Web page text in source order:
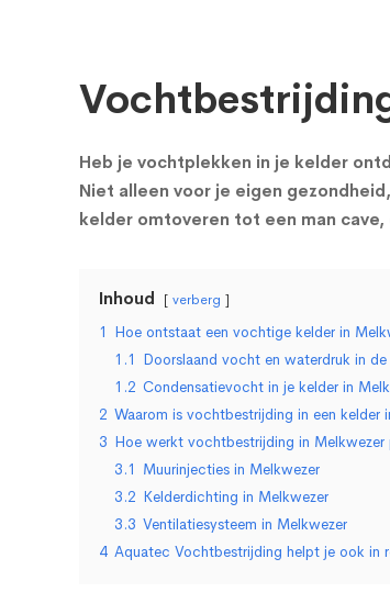
Heb je vochtplekken in je kelder
Niet alleen voor je eigen
kelder omtoveren tot een man
Inhoud verberg
1 Hoe ontstaat een vochtige kelder in
1.1 Doorslaand vocht en waterdruk in de
1.2 Condensatievocht in je kelder in
2 Waarom is vochtbestrijding in een kelder
3 Hoe werkt vochtbestrijding in Melkwezer
3.1 Muurinjecties in Melkwezer
3.2 Kelderdichting in Melkwezer
3.3 Ventilatiesysteem in Melkwezer
4 Aquatec Vochtbestrijding helpt je ook in